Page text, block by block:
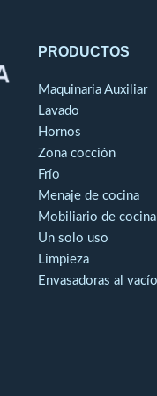
un Registro
norteamericana
PRODUCTOS
Maquinaria Auxiliar
Lavado
Hornos
Zona cocción
Frío
Menaje de cocina
Mobiliario de cocina
Un solo uso
Limpieza
Envasadoras al vacío